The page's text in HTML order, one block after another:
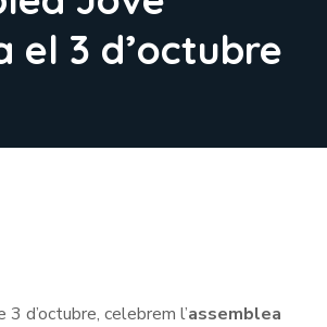
el 3 d’octubre
d’octubre, celebrem l’assemblea